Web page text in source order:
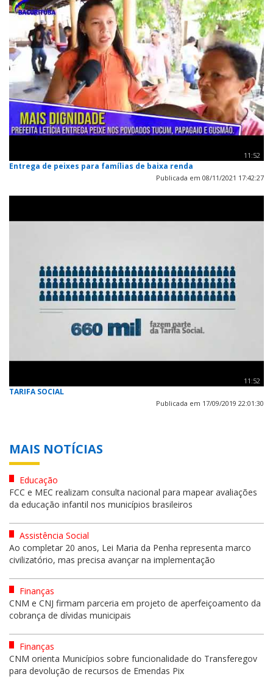
11:52
Entrega de peixes para famílias de baixa renda
Publicada em 08/11/2021 17:42:27
11:52
TARIFA SOCIAL
Publicada em 17/09/2019 22:01:30
MAIS NOTÍCIAS
Educação
FCC e MEC realizam consulta nacional para mapear avaliações
da educação infantil nos municípios brasileiros
Assistência Social
Ao completar 20 anos, Lei Maria da Penha representa marco
civilizatório, mas precisa avançar na implementação
Finanças
CNM e CNJ firmam parceria em projeto de aperfeiçoamento da
cobrança de dívidas municipais
Finanças
CNM orienta Municípios sobre funcionalidade do Transferegov
para devolução de recursos de Emendas Pix